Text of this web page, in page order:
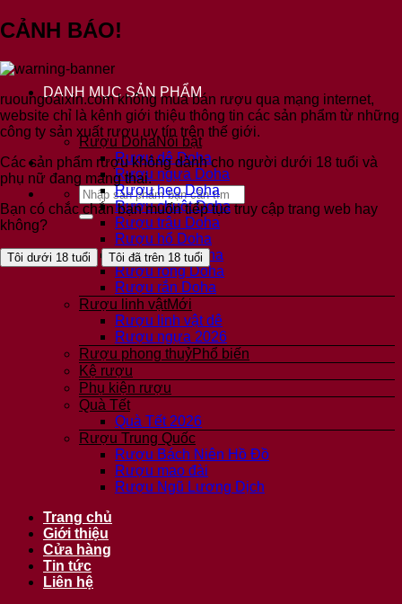
CẢNH BÁO!
ruoungoaixin.com không mua bán rượu qua mạng internet,
website chỉ là kênh giới thiệu thông tin các sản phẩm từ những
công ty sản xuất rượu uy tín trên thế giới.
Các sản phẩm rượu không dành cho người dưới 18 tuổi và
phụ nữ đang mang thai.
Bạn có chắc chắn bạn muốn tiếp tục truy cập trang web hay
không?
Tôi dưới 18 tuổi Tôi đã trên 18 tuổi
qua
dung
Tìm
kiếm:
DANH MỤC SẢN PHẨM
Rượu Doha
Rượu dê Doha
Rượu ngựa Doha
Rượu heo Doha
Rượu chuột Doha
Rượu trâu Doha
Rượu hổ Doha
Rượu mèo Doha
Rượu rồng Doha
Rượu rắn Doha
Rượu linh vật
Rượu linh vật dê
Rượu ngựa 2026
Rượu phong thuỷ
Kệ rượu
Phụ kiện rượu
Quà Tết
Quà Tết 2026
Rượu Trung Quốc
Rượu Bách Niên Hồ Đồ
Rượu mao đài
Rượu Ngũ Lương Dịch
Trang chủ
Giới thiệu
Cửa hàng
Tin tức
Liên hệ